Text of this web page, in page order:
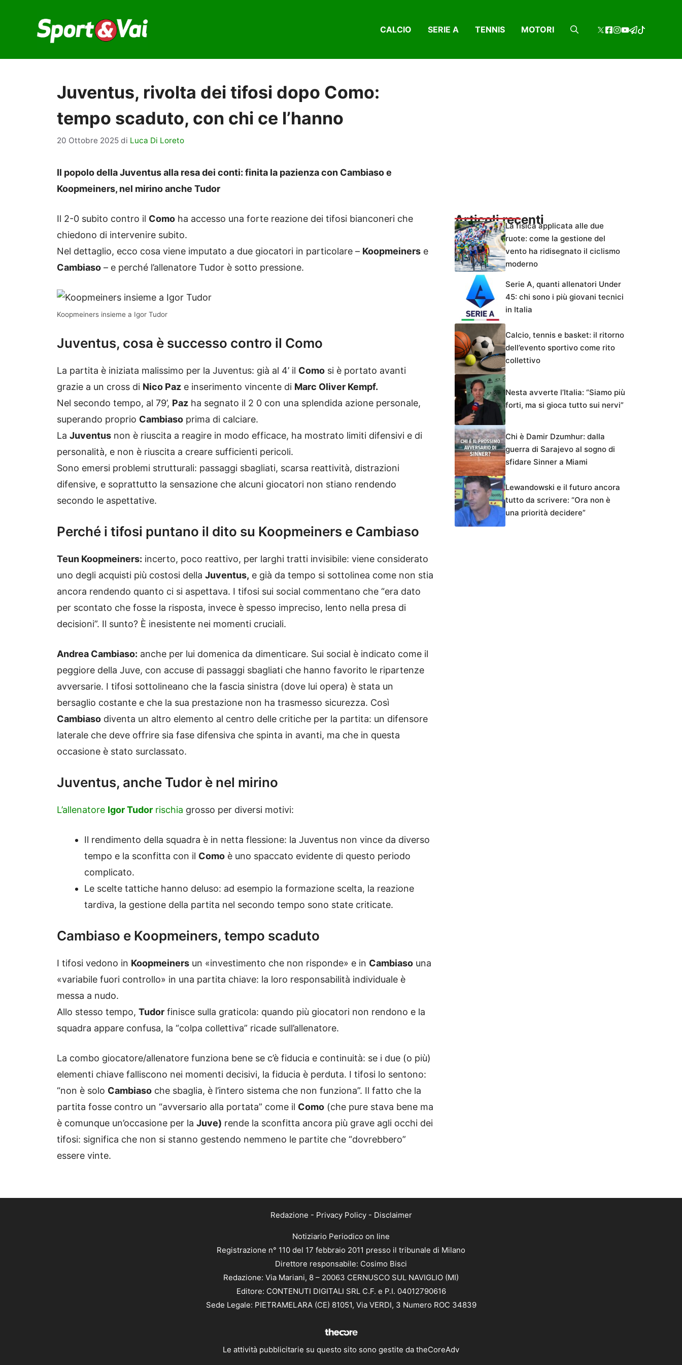
contenuto
CALCIO SERIE A TENNIS MOTORI
Juventus, rivolta dei tifosi dopo Como:
tempo scaduto, con chi ce l’hanno
20 Ottobre 2025 di Luca Di Loreto
Il popolo della Juventus alla resa dei conti: finita la pazienza con Cambiaso e
Koopmeiners, nel mirino anche Tudor
Il 2-0 subito contro il Como ha accesso una forte reazione dei tifosi bianconeri che
chiedono di intervenire subito.
Nel dettaglio, ecco cosa viene imputato a due giocatori in particolare – Koopmeiners e
Cambiaso – e perché l’allenatore Tudor è sotto pressione.
Koopmeiners insieme a Igor Tudor
Juventus, cosa è successo contro il Como
La partita è iniziata malissimo per la Juventus: già al 4’ il Como si è portato avanti
grazie a un cross di Nico Paz e inserimento vincente di Marc Oliver Kempf.
Nel secondo tempo, al 79’, Paz ha segnato il 2 0 con una splendida azione personale,
superando proprio Cambiaso prima di calciare.
La Juventus non è riuscita a reagire in modo efficace, ha mostrato limiti difensivi e di
personalità, e non è riuscita a creare sufficienti pericoli.
Sono emersi problemi strutturali: passaggi sbagliati, scarsa reattività, distrazioni
difensive, e soprattutto la sensazione che alcuni giocatori non stiano rendendo
secondo le aspettative.
Perché i tifosi puntano il dito su Koopmeiners e Cambiaso
Teun Koopmeiners: incerto, poco reattivo, per larghi tratti invisibile: viene considerato
uno degli acquisti più costosi della Juventus, e già da tempo si sottolinea come non stia
ancora rendendo quanto ci si aspettava. I tifosi sui social commentano che “era dato
per scontato che fosse la risposta, invece è spesso impreciso, lento nella presa di
decisioni”. Il sunto? È inesistente nei momenti cruciali.
Andrea Cambiaso: anche per lui domenica da dimenticare. Sui social è indicato come il
peggiore della Juve, con accuse di passaggi sbagliati che hanno favorito le ripartenze
avversarie. I tifosi sottolineano che la fascia sinistra (dove lui opera) è stata un
bersaglio costante e che la sua prestazione non ha trasmesso sicurezza. Così
Cambiaso diventa un altro elemento al centro delle critiche per la partita: un difensore
laterale che deve offrire sia fase difensiva che spinta in avanti, ma che in questa
occasione è stato surclassato.
Juventus, anche Tudor è nel mirino
L’allenatore Igor Tudor rischia grosso per diversi motivi:
Il rendimento della squadra è in netta flessione: la Juventus non vince da diverso
tempo e la sconfitta con il Como è uno spaccato evidente di questo periodo
complicato.
Le scelte tattiche hanno deluso: ad esempio la formazione scelta, la reazione
tardiva, la gestione della partita nel secondo tempo sono state criticate.
Cambiaso e Koopmeiners, tempo scaduto
I tifosi vedono in Koopmeiners un «investimento che non risponde» e in Cambiaso una
«variabile fuori controllo» in una partita chiave: la loro responsabilità individuale è
messa a nudo.
Allo stesso tempo, Tudor finisce sulla graticola: quando più giocatori non rendono e la
squadra appare confusa, la “colpa collettiva” ricade sull’allenatore.
La combo giocatore/allenatore funziona bene se c’è fiducia e continuità: se i due (o più)
elementi chiave falliscono nei momenti decisivi, la fiducia è perduta. I tifosi lo sentono:
“non è solo Cambiaso che sbaglia, è l’intero sistema che non funziona”. Il fatto che la
partita fosse contro un “avversario alla portata” come il Como (che pure stava bene ma
è comunque un’occasione per la Juve) rende la sconfitta ancora più grave agli occhi dei
tifosi: significa che non si stanno gestendo nemmeno le partite che “dovrebbero”
essere vinte.
Articoli recentiLa fisica applicata alle due
ruote: come la gestione del
vento ha ridisegnato il ciclismo
moderno
Serie A, quanti allenatori Under
45: chi sono i più giovani tecnici
in Italia
Calcio, tennis e basket: il ritorno
dell’evento sportivo come rito
collettivo
Nesta avverte l’Italia: “Siamo più
forti, ma si gioca tutto sui nervi”
Chi è Damir Dzumhur: dalla
guerra di Sarajevo al sogno di
sfidare Sinner a Miami
Lewandowski e il futuro ancora
tutto da scrivere: “Ora non è
una priorità decidere”
Redazione - Privacy Policy- Disclaimer
Notiziario Periodico on line
Registrazione n° 110 del 17 febbraio 2011 presso il tribunale di Milano
Direttore responsabile: Cosimo Bisci
Redazione: Via Mariani, 8 – 20063 CERNUSCO SUL NAVIGLIO (MI)
Editore: CONTENUTI DIGITALI SRL C.F. e P.I. 04012790616
Sede Legale: PIETRAMELARA (CE) 81051, Via VERDI, 3 Numero ROC 34839
Le attività pubblicitarie su questo sito sono gestite da theCoreAdv